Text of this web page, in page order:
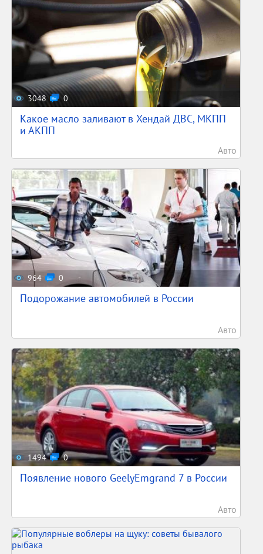
3048 0
Какое масло заливают в Хендай ДВС, МКПП
и АКПП
Авто
964 0
Подорожание автомобилей в России
Авто
1494 0
Появление нового GeelyEmgrand 7 в России
Авто